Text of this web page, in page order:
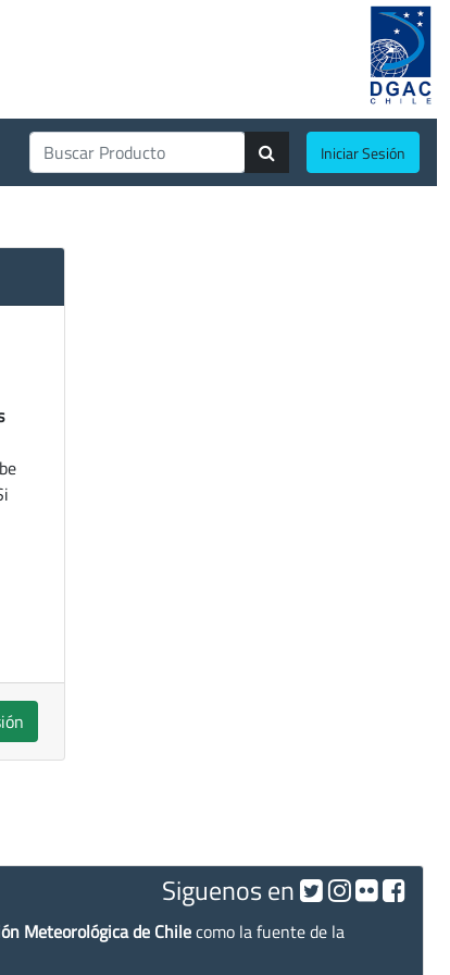
Iniciar Sesión
Siguenos en
Meteorológica de Chilecomo la fuente de la